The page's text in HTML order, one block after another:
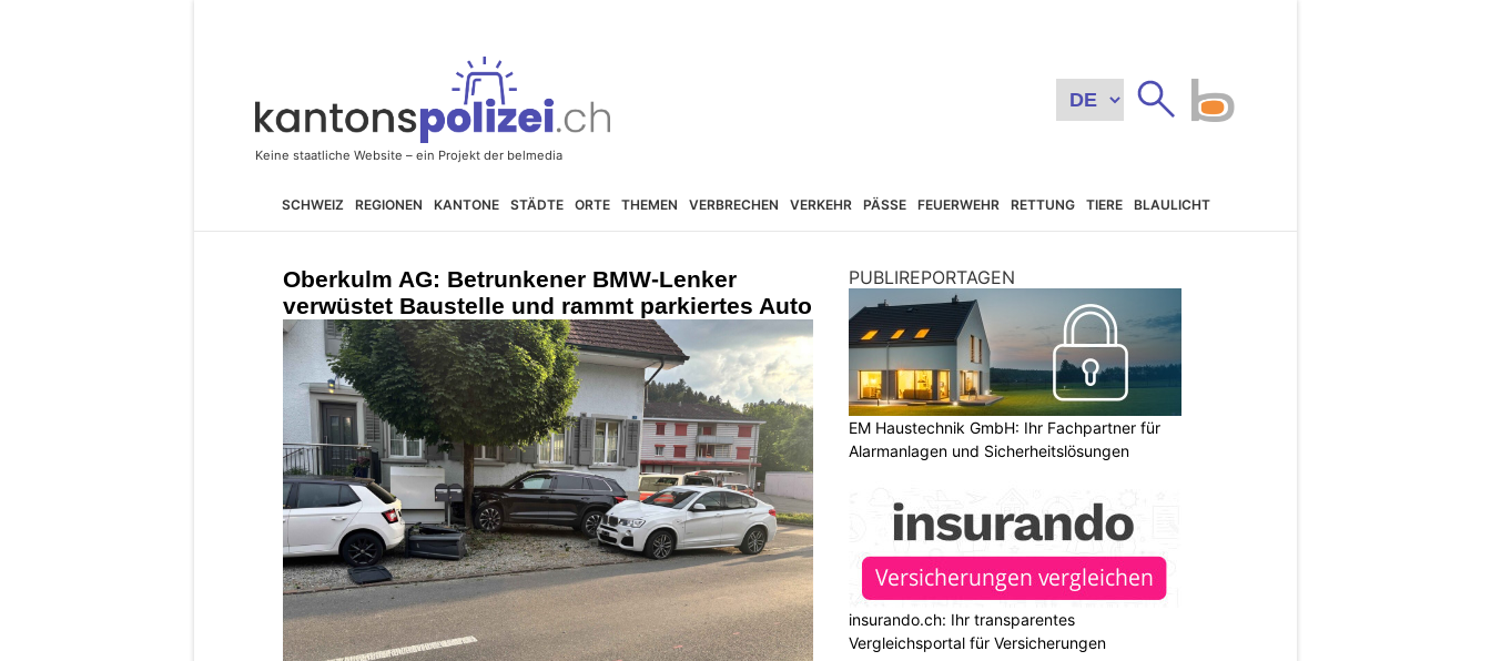
SCHWEIZ REGIONEN KANTONE STÄDTE ORTE THEMEN VERBRECHEN VERKEHR PÄSSE FEUERWEHR RETTUNG TIERE BLAULICHT
Oberkulm AG: Betrunkener BMW-Lenker
verwüstet Baustelle und rammt parkiertes Auto
PUBLIREPORTAGEN
EM Haustechnik GmbH: Ihr Fachpartner für
Alarmanlagen und Sicherheitslösungen
insurando.ch: Ihr transparentes
Vergleichsportal für Versicherungen